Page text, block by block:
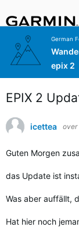
German
epix 2
EPIX 2
icettea over
Guten Morgen
das Update ist
Was aber auffällt,
Hat hier noch